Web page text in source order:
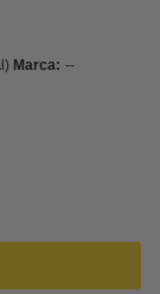
Marca: --